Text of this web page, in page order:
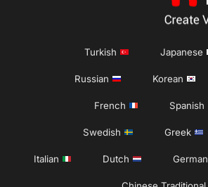
Japanese
Turkish
Korean
Russian
Spanish
French
Greek
Swedish
German
Dutch
Italian